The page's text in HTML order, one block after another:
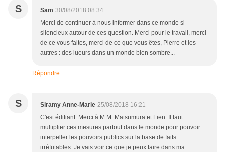
S Sam 30/08/2018 08:34
Merci de continuer à nous informer dans ce monde si
silencieux autour de ces question. Merci pour le travail, merci
de ce vous faites, merci de ce que vous êtes, Pierre et les
autres : des lueurs dans un monde bien sombre...
Répondre
S Siramy Anne-Marie 25/08/2018 16:21
C'est édifiant. Merci à M.M. Matsumura et Lien. Il faut
multiplier ces mesures partout dans le monde pour pouvoir
interpeller les pouvoirs publics sur la base de faits
irréfutables. Je vais voir ce que je peux faire dans ma